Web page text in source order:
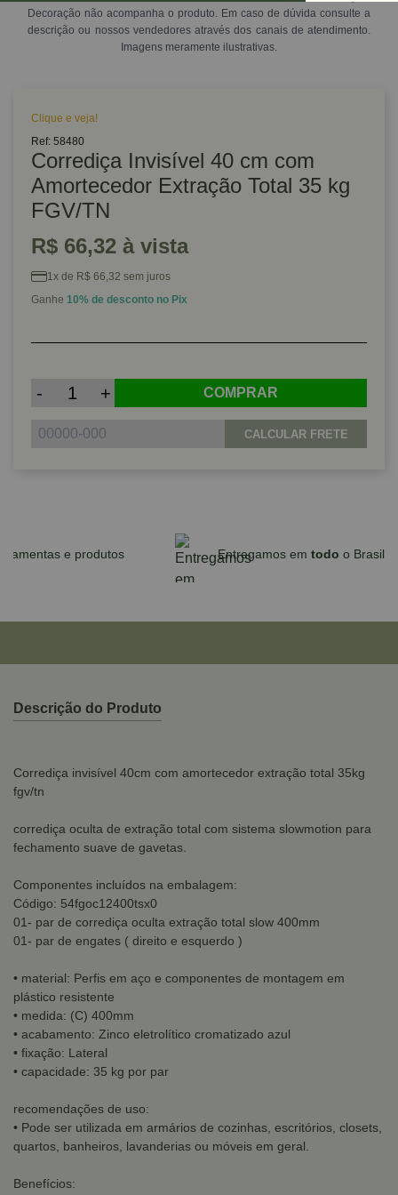
Decoração não acompanha o produto. Em caso de dúvida consulte a
descrição ou nossos vendedores através dos canais de atendimento.
Imagens meramente ilustrativas.
Clique e veja!
Ref: 58480
Corrediça Invisível 40 cm com
Amortecedor Extração Total 35 kg
FGV/TN
R$ 66,32 à vista
1x de R$ 66,32 sem juros
Ganhe 10% de desconto no Pix
- + COMPRAR
CALCULAR FRETE
Parcele em até 10x sem juros no cartão
para compras acima de R$590,00
Descrição do Produto
Corrediça invisível 40cm com amortecedor extração total 35kg
fgv/tn
corrediça oculta de extração total com sistema slowmotion para
fechamento suave de gavetas.
Componentes incluídos na embalagem:
Código: 54fgoc12400tsx0
01- par de corrediça oculta extração total slow 400mm
01- par de engates ( direito e esquerdo )
• material: Perfis em aço e componentes de montagem em
plástico resistente
• medida: (C) 400mm
• acabamento: Zinco eletrolítico cromatizado azul
• fixação: Lateral
• capacidade: 35 kg por par
recomendações de uso:
• Pode ser utilizada em armários de cozinhas, escritórios, closets,
quartos, banheiros, lavanderias ou móveis em geral.
Benefícios: